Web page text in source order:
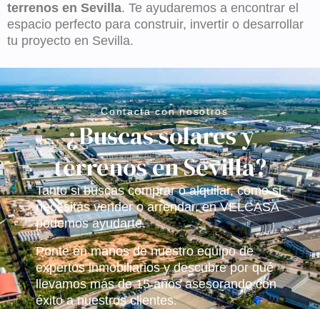
terrenos en Sevilla. Te ayudaremos a encontrar el
espacio perfecto para construir, invertir o desarrollar
tu proyecto en Sevilla.
Contacta con nosotros
¿Buscas solares y
terrenos en Sevilla?
Tanto si buscas comprar o alquilar, como si
necesitas vender o arrendar, en VELCASA
podemos ayudarte.
Ponte en manos de nuestro equipo de
expertos inmobiliarios y descubre por qué
llevamos más de 15 años asesorando con
éxito a nuestros clientes.